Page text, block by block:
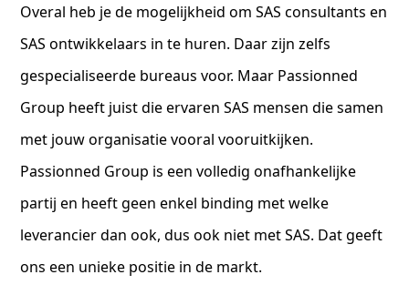
Overal heb je de mogelijkheid om SAS consultants en
SAS ontwikkelaars in te huren. Daar zijn zelfs
gespecialiseerde bureaus voor. Maar Passionned
Group heeft juist die ervaren SAS mensen die samen
met jouw organisatie vooral vooruitkijken.
Passionned Group is een volledig onafhankelijke
partij en heeft geen enkel binding met welke
leverancier dan ook, dus ook niet met SAS. Dat geeft
ons een unieke positie in de markt.